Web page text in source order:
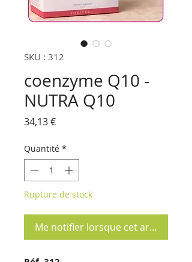
SKU : 312
coenzyme Q10 -
NUTRA Q10
34,13 €Prix
Quantité *
Rupture de stock
Me notifier lorsque cet article est